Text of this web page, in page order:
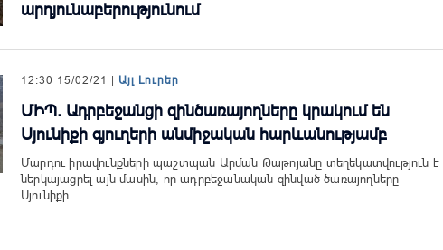
արդյունաբերությունում
12:30 15/02/21 | Այլ Լուրեր
ՄԻՊ. Ադրբեջանցի զինծառայողները կրակում են
Սյունիքի գյուղերի անմիջական հարևանությամբ
Մարդու իրավունքների պաշտպան Արման Թաթոյանը տեղեկատվություն է
ներկայացրել այն մասին, որ ադրբեջանական զինված ծառայողները
Սյունիքի…